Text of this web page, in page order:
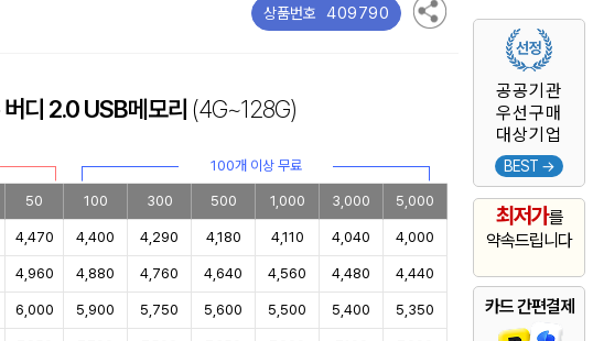
공공기관
우선구매
대상기업
BEST →
최저가를
약속드립니다
카드 간편결제
상품번호 409790
버디 2.0 USB메모리 (4G~128G)
100개 이상 무료
50 100 300 500 1,000 3,000 5,000
4,470 4,400 4,290 4,180 4,110 4,040 4,000
4,960 4,880 4,760 4,640 4,560 4,480 4,440
6,000 5,900 5,750 5,600 5,500 5,400 5,350